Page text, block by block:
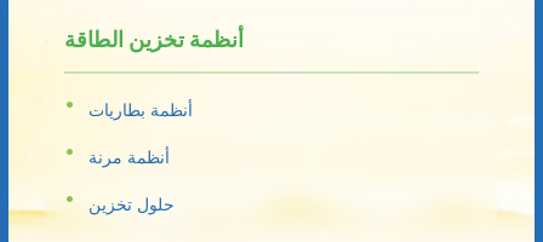
أنظمة تخزين الطاقة
أنظمة بطاريات
أنظمة مرنة
حلول تخزين